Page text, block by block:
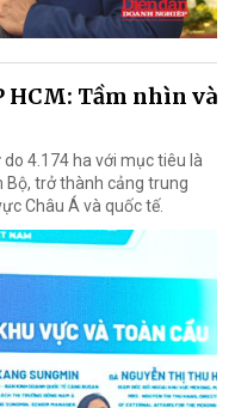
HCM: Tầm nhìn và
4.174 ha với mục tiêu là
Bộ, trở thành cảng trung
Châu Á và quốc tế.